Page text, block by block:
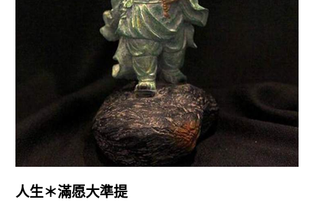
人生＊滿愿大準提